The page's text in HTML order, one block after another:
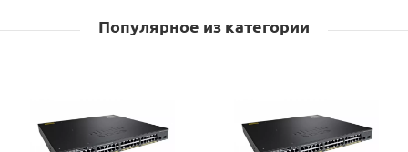
Популярное из категории